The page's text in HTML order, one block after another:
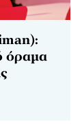
όραμα